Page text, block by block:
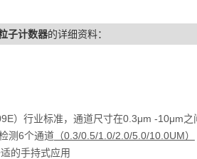
子计数器的详细资料：
）行业标准，通道尺寸在0.3μm -10μm之
测6个通道（0.3/0.5/1.0/2.0/5.0/10.0UM）
的手持式应用